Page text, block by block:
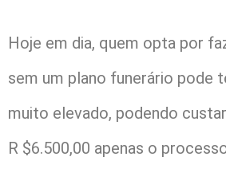
Hoje em dia, quem opta por
sem um plano funerário pode
muito elevado, podendo
R $6.500,00 apenas o